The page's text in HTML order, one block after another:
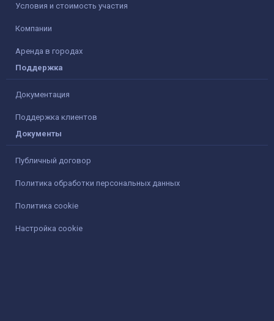
Условия и стоимость участия
Компании
Аренда в городах
Поддержка
Документация
Поддержка клиентов
Документы
Публичный договор
Политика обработки персональных данных
Политика cookie
Настройка cookie